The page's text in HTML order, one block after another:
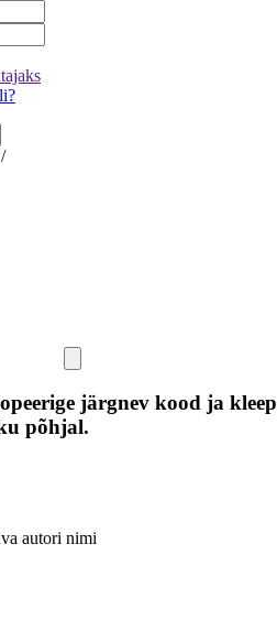
/
järgnev kood ja
põhjal.
autori nimi